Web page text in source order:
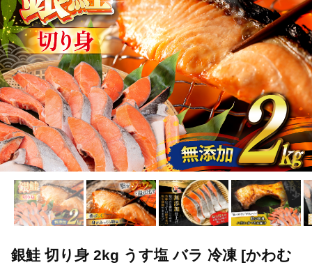
銀鮭 切り身 2kg うす塩 バラ 冷凍 [かわむ